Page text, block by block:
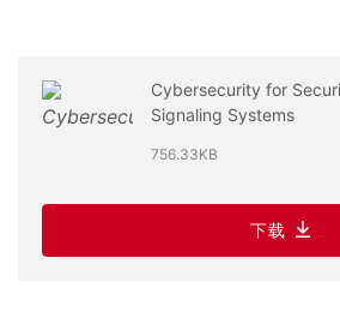
Cybersecurity for
Signaling Systems
756.33KB
下载